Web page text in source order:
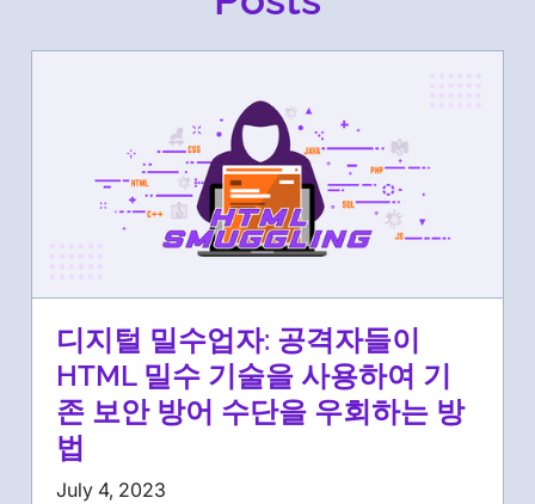
디지털 밀수업자: 공격자들이
HTML 밀수 기술을 사용하여 기
존 보안 방어 수단을 우회하는 방
법
July 4, 2023